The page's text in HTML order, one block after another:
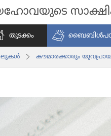
തുടക്കം
കൗമാ​ര​ക്കാ​രും